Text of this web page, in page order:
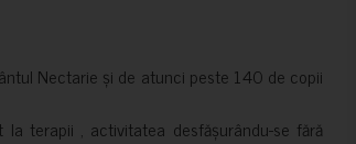
Nectarie și de atunci peste 140 de copii
terapii , activitatea desfășurându-se fără